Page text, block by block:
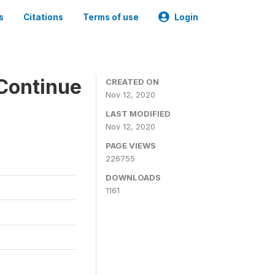
Citations Terms of use Login
CREATED ON
Nov 12, 2020
LAST MODIFIED
Nov 12, 2020
PAGE VIEWS
226755
DOWNLOADS
1161